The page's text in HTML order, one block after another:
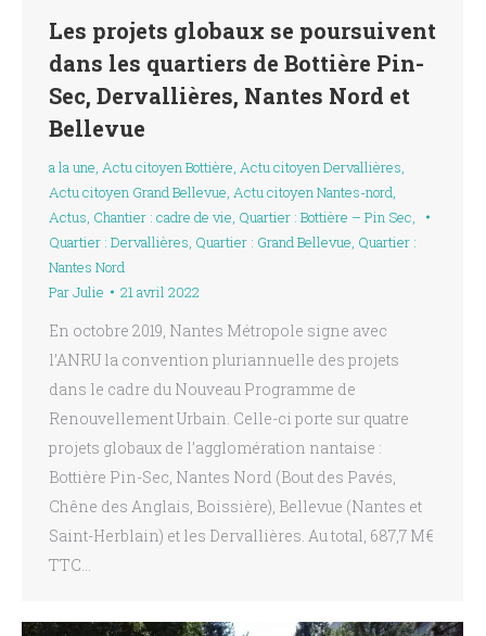
Les projets globaux se poursuivent
dans les quartiers de Bottière Pin-
Sec, Dervallières, Nantes Nord et
Bellevue
a la une Actu citoyen Bottière Actu citoyen Dervallières
Actu citoyen Grand Bellevue Actu citoyen Nantes-nord
Actus Chantier : cadre de vie Quartier : Bottière – Pin Sec
Quartier : Dervallières Quartier : Grand Bellevue Quartier :
Nantes Nord
ParJulie 21 avril 2022
En octobre 2019, Nantes Métropole signe avec
l’ANRU la convention pluriannuelle des projets
dans le cadre du Nouveau Programme de
Renouvellement Urbain. Celle-ci porte sur quatre
projets globaux de l’agglomération nantaise :
Bottière Pin-Sec, Nantes Nord (Bout des Pavés,
Chêne des Anglais, Boissière), Bellevue (Nantes et
Saint-Herblain) et les Dervallières. Au total, 687,7 M€
TTC…